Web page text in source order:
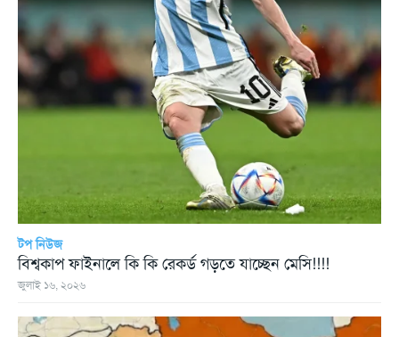
টপ নিউজ
বিশ্বকাপ ফাইনালে কি কি রেকর্ড গড়তে যাচ্ছেন মেসি!!!!
জুলাই ১৬, ২০২৬